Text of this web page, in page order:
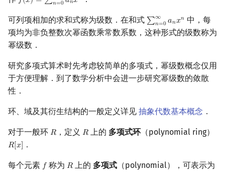
致谢 CLion
Xcode
Testlib
Polygon
OJ 工具
pb_ds
Java 进阶 堆排序
希尔排序
二分
倍增
构造
回溯法
Dancing Links
Alpha–Beta 剪枝
数位 DP
插头 DP
计数 DP
DP 套 DP
Z 函数（扩展 KMP）
AC 自动机
后缀数组 (SA)
广义后缀自动机
费马小定理 & 欧拉定理
模逆元
线性同余方程
阶乘取模
复合逆
多项式整除
多项式的余数和商
因式分解和欧几里得
伯努利数
Entringer Number
Eulerian Number
Pólya 计数
线性映射
特征多项式
对角化
单调栈
单调队列
ST 表
划分树
红黑树
AA 树
树分治
AHU 算法
最短路问题
生成树问题
斯坦纳树
环计数问题
旋转卡壳
半平面交
平面最近点对
计算几何杂项
计算理论基础
字节顺序
约瑟夫问题
主元素问题
𝑛=0 𝑛
可列项相加的求和式称为级数．在和式 ∑∞
𝑛=0𝑎𝑛𝑥𝑛
∑n=0∞anxn中，每
项均为非负整数次幂函数乘常数系数，这种形式的级数称为
幂级数．
研究多项式算术时先考虑较简单的多项式，幂级数概念仅用
于方便理解．到了数学分析中会进一步研究幂级数的敛散
性．
环、域及其衍生结构的一般定义详见 抽象代数基本概念 ．
对于一般环 𝑅
R ，定义𝑅
R 上的 多项式环（polynomial ring）
𝑅[𝑥]
R[x] ．
每个元素 𝑓
f 称为 𝑅
R上的 多项式（polynomial），可表示为